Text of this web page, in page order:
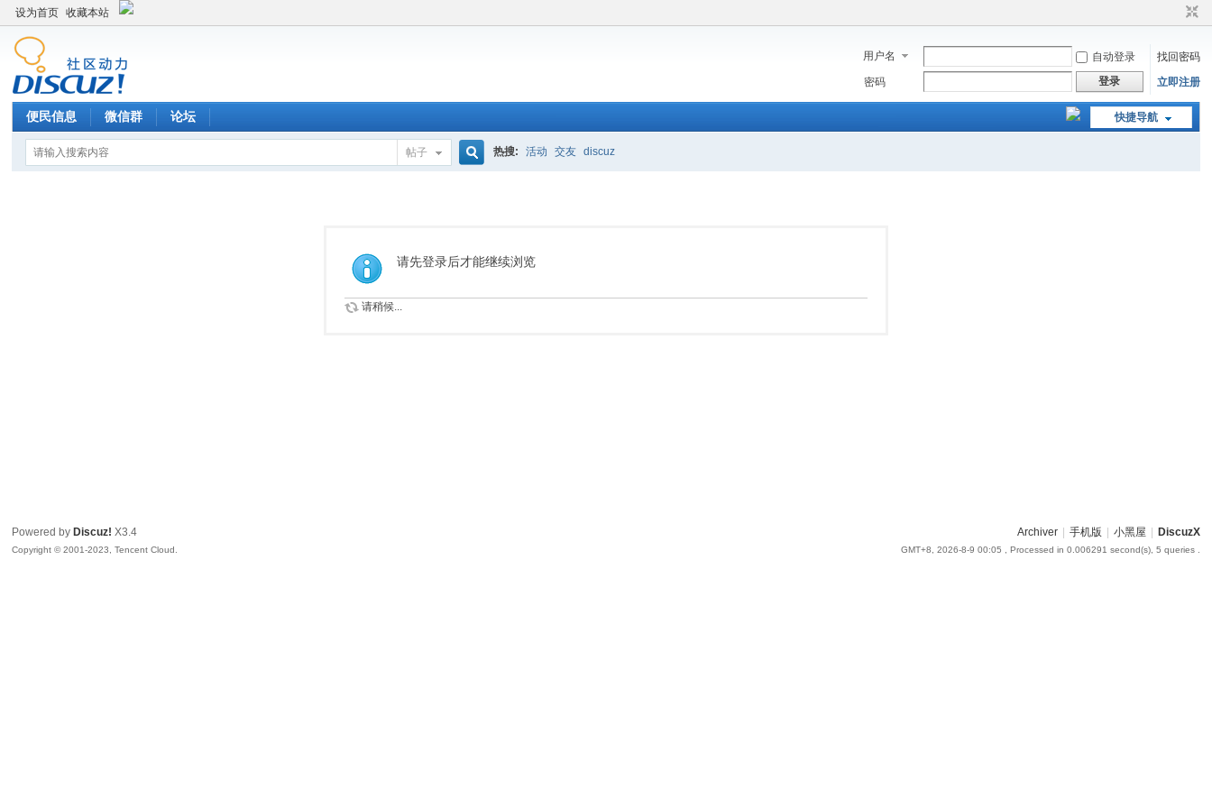
设为首页 收藏本站
用户名 自动登录
找回密码
密码
登录 立即注册
快捷导航
便民信息 微信群 论坛
帖子
索
热搜: 活动 交友 discuz
请先登录后才能继续浏览
请稍候...
Archiver 手机版 小黑屋 DiscuzX
GMT+8, 2026-8-9 00:05 , Processed in 0.006291 second(s), 5 queries .
Powered by Discuz! X3.4
Copyright © 2001-2023, Tencent Cloud.